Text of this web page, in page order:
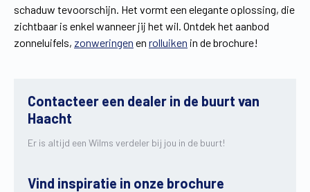
schaduw tevoorschijn. Het vormt een elegante oplossing, die
zichtbaar is enkel wanneer jij het wil. Ontdek het aanbod
zonneluifels, zonweringen en rolluiken in de brochure!
Contacteer een dealer in de buurt van
Haacht
Er is altijd een Wilms verdeler bij jou in de buurt!
Vind inspiratie in onze brochure